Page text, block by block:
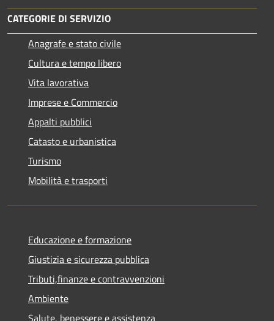
CATEGORIE DI SERVIZIO
Anagrafe e stato civile
Cultura e tempo libero
Vita lavorativa
Imprese e Commercio
Appalti pubblici
Catasto e urbanistica
Turismo
Mobilità e trasporti
Educazione e formazione
Giustizia e sicurezza pubblica
Tributi,finanze e contravvenzioni
Ambiente